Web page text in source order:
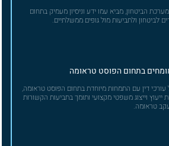
הביטחון, מביא עמו ידע וניסיון מעמיק בתחום
לביטחון ולתביעות מול גופים ממשלתיים.
בתחום הפוסט טראומה
דין עם התמחות מיוחדת בתחום הפוסט טראומה,
וייצוג משפטי מקצועי ותומך בתביעות הקשורות
טראומה.